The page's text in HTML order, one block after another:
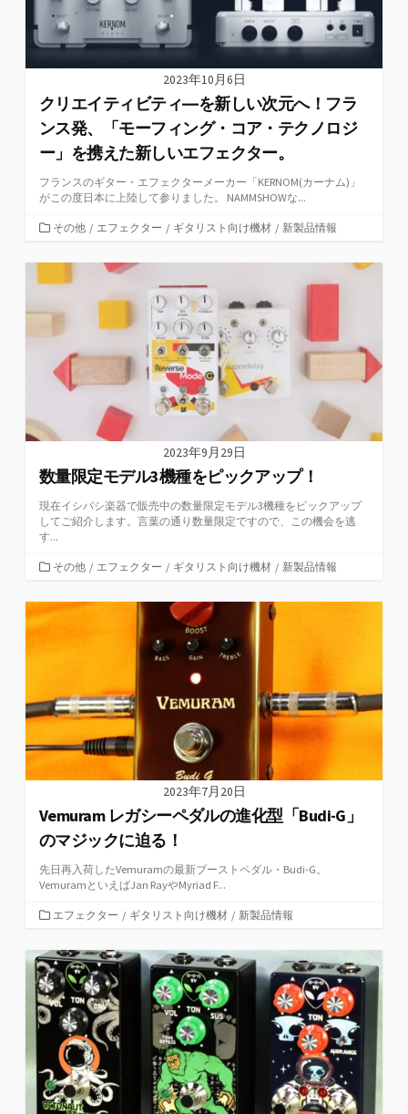
2023年10月6日
クリエイティビティ―を新しい次元へ！フラ
ンス発、「モーフィング・コア・テクノロジ
ー」を携えた新しいエフェクター。
フランスのギター・エフェクターメーカー「KERNOM(カーナム)」
がこの度日本に上陸して参りました。 NAMMSHOWな...
カ
ゴ
その他 / エフェクター / ギタリスト向け機材 / 新製品情報
2023年9月29日
数量限定モデル3機種をピックアップ！
現在イシバシ楽器で販売中の数量限定モデル3機種をピックアップ
してご紹介します。言葉の通り数量限定ですので、この機会を逃
す...
カ
ゴ
その他 / エフェクター / ギタリスト向け機材 / 新製品情報
2023年7月20日
Vemuram レガシーペダルの進化型「Budi-G」
のマジックに迫る！
先日再入荷したVemuramの最新ブーストペダル・Budi-G。
VemuramといえばJan RayやMyriad F...
カ
ゴ
リ
ー
エフェクター / ギタリスト向け機材 / 新製品情報